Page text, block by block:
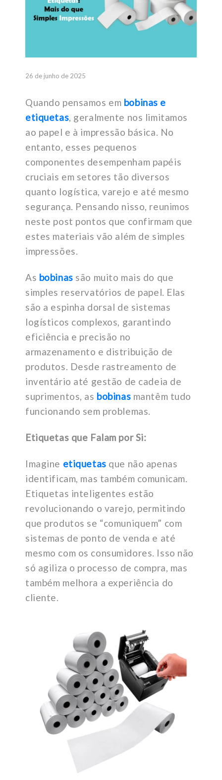
26 de junho de 2025
Quando pensamos em bobinas e
etiquetas, geralmente nos limitamos
ao papel e à impressão básica. No
entanto, esses pequenos
componentes desempenham papéis
cruciais em setores tão diversos
quanto logística, varejo e até mesmo
segurança. Pensando nisso, reunimos
neste post pontos que confirmam que
estes materiais vão além de simples
impressões.
As bobinas são muito mais do que
simples reservatórios de papel. Elas
são a espinha dorsal de sistemas
logísticos complexos, garantindo
eficiência e precisão no
armazenamento e distribuição de
produtos. Desde rastreamento de
inventário até gestão de cadeia de
suprimentos, as bobinas mantêm tudo
funcionando sem problemas.
Etiquetas que Falam por Si:
Imagine etiquetas que não apenas
identificam, mas também comunicam.
Etiquetas inteligentes estão
revolucionando o varejo, permitindo
que produtos se “comuniquem” com
sistemas de ponto de venda e até
mesmo com os consumidores. Isso não
só agiliza o processo de compra, mas
também melhora a experiência do
cliente.